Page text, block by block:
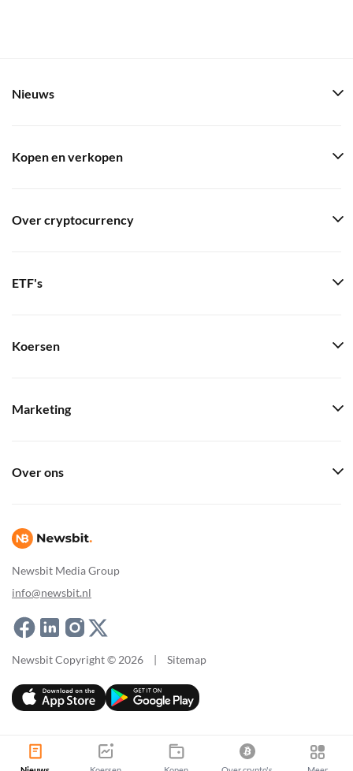
Newsbit Media Group
info@newsbit.nl
Nieuws
Kopen en verkopen
Over cryptocurrency
ETF's
Koersen
Marketing
Over ons
Newsbit Copyright © 2026 | Sitemap